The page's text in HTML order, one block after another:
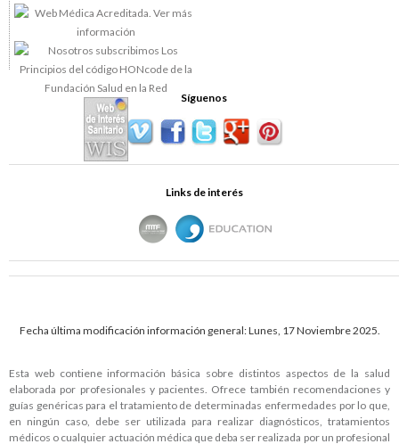
Síguenos
Links de interés
Fecha última modificación información general: Lunes, 17 Noviembre 2025.
Esta web contiene información básica sobre distintos aspectos de la salud
elaborada por profesionales y pacientes. Ofrece también recomendaciones y
guías genéricas para el tratamiento de determinadas enfermedades por lo que,
en ningún caso, debe ser utilizada para realizar diagnósticos, tratamientos
médicos o cualquier actuación médica que deba ser realizada por un profesional